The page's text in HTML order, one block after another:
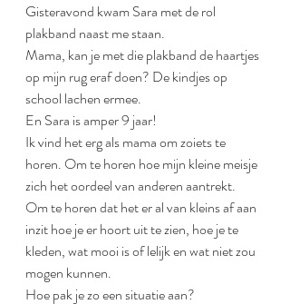
Gisteravond kwam Sara met de rol
plakband naast me staan.
Mama, kan je met die plakband de haartjes
op mijn rug eraf doen? De kindjes op
school lachen ermee.
En Sara is amper 9 jaar!
Ik vind het erg als mama om zoiets te
horen. Om te horen hoe mijn kleine meisje
zich het oordeel van anderen aantrekt.
Om te horen dat het er al van kleins af aan
inzit hoe je er hoort uit te zien, hoe je te
kleden, wat mooi is of lelijk en wat niet zou
mogen kunnen.
Hoe pak je zo een situatie aan?